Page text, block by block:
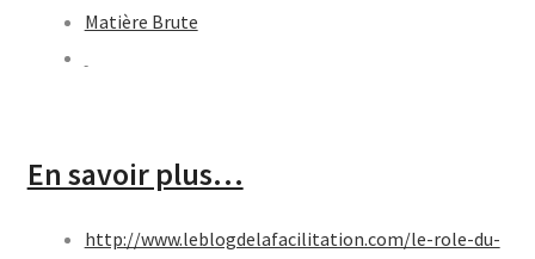
Matière Brute
En savoir plus…
http://www.leblogdelafacilitation.com/le-role-du-